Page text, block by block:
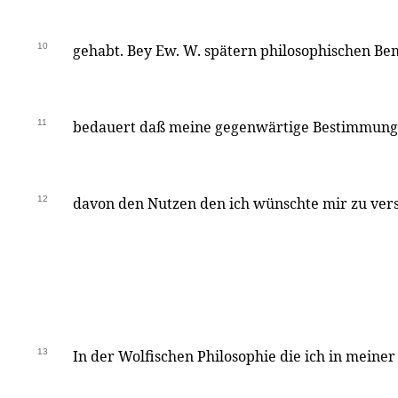
10 gehabt. Bey Ew. W. spätern philosophischen
11 bedauert daß meine gegenwärtige
12 davon den Nutzen den ich wünschte mir zu
13 In der Wolfischen Philosophie die ich in